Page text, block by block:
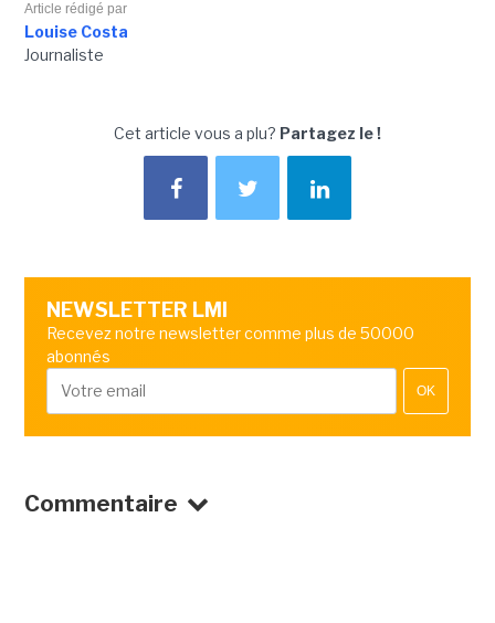
Article rédigé par
Louise Costa
Journaliste
Cet article vous a plu? Partagez le !
NEWSLETTER LMI
Recevez notre newsletter comme plus de 50000
abonnés
OK
Commentaire